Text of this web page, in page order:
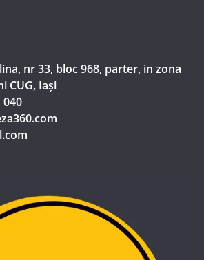
nr 33, bloc 968, parter, in zona
CUG, Iași
040